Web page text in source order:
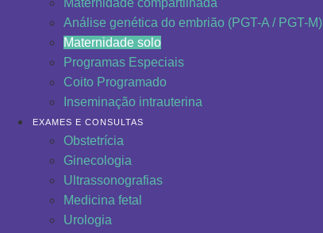
Análise genética do embrião (PGT-A / PGT-M)
Maternidade solo
Programas Especiais
Coito Programado
Inseminação intrauterina
EXAMES E CONSULTAS
Obstetrícia
Ginecologia
Ultrassonografias
Medicina fetal
Urologia